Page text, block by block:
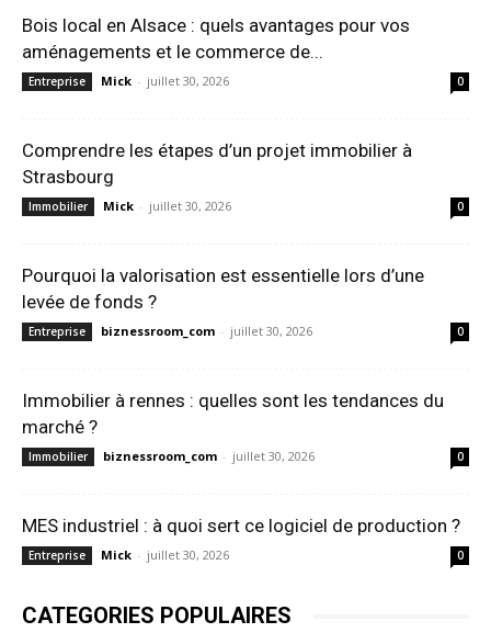
Bois local en Alsace : quels avantages pour vos
aménagements et le commerce de...
Entreprise Mick - juillet 30, 2026 0
Comprendre les étapes d’un projet immobilier à
Strasbourg
Immobilier Mick - juillet 30, 2026 0
Pourquoi la valorisation est essentielle lors d’une
levée de fonds ?
Entreprise biznessroom_com - juillet 30, 2026 0
Immobilier à rennes : quelles sont les tendances du
marché ?
Immobilier biznessroom_com - juillet 30, 2026 0
MES industriel : à quoi sert ce logiciel de production ?
Entreprise Mick - juillet 30, 2026 0
CATEGORIES POPULAIRES